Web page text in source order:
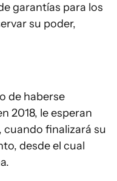
garantías para los
su poder,
de haberse
2018, le esperan
cuando finalizará su
desde el cual